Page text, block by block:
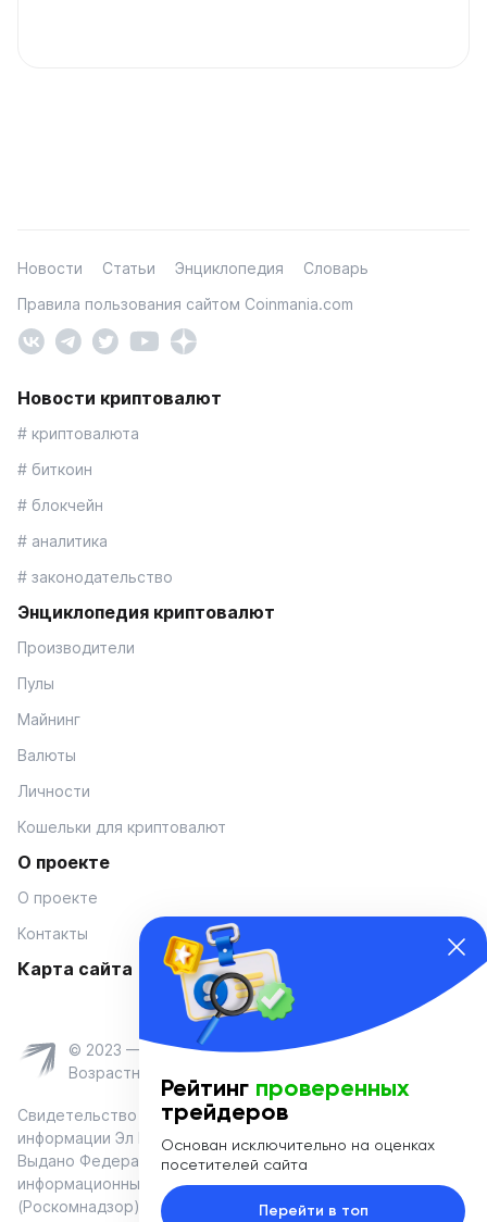
Новости Статьи Энциклопедия
Словарь
Правила пользования сайтом Coinmania.com
Новости криптовалют
# криптовалюта
# биткоин
# блокчейн
# аналитика
# законодательство
Энциклопедия криптовалют
Производители
Пулы
Майнинг
Валюты
Личности
Кошельки для криптовалют
О проекте
О проекте
Контакты
Карта сайта
© 2023 — Coinmania
Возрастное ограничение 16+
Свидетельство о регистрации средства массовой
информации Эл № ФС 77-74908 от «25» января 2019 г.
Выдано Федеральной службой по надзору в сфере связи,
информационных технологий и массовых коммуникаций
(Роскомнадзор)
Рейтинг проверенных
трейдеров
Основан исключительно на оценках
посетителей сайта
Перейти в топ